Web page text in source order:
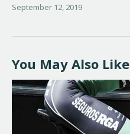
September 12, 2019
You May Also Like